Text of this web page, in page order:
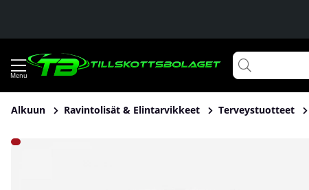
Alkuun Ravintolisät & Elintarvikkeet Terveystuotteet
Tuotekuvat Chained Nutrition ZMA Night, 140 caps